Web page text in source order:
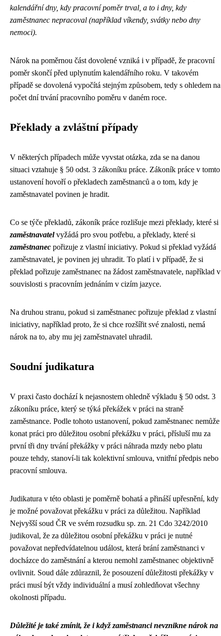
kalendářní dny, kdy pracovní poměr trval, a to i dny, kdy
zaměstnanec nepracoval (například víkendy, svátky nebo dny
nemoci).
Nárok na poměrnou část dovolené vzniká i v případě, že pracovní
poměr skončí před uplynutím kalendářního roku. V takovém
případě se dovolená vypočítá stejným způsobem, tedy s ohledem na
počet dní trvání pracovního poměru v daném roce.
Překlady a zvláštní případy
V některých případech může vyvstat otázka, zda se na danou
situaci vztahuje § 50 odst. 3 zákoníku práce. Zákoník práce v tomto
ustanovení hovoří o překladech zaměstnanců a o tom, kdy je
zaměstnavatel povinen je hradit.
Co se týče překladů, zákoník práce rozlišuje mezi překlady, které si
zaměstnavatelvyžádá pro svou potřebu, a překlady, které si
zaměstnanec pořizuje z vlastní iniciativy. Pokud si překlad vyžádá
zaměstnavatel, je povinen jej uhradit. To platí i v případě, že si
překlad pořizuje zaměstnanec na žádost zaměstnavatele, například v
souvislosti s pracovním jednáním v cizím jazyce.
Na druhou stranu, pokud si zaměstnanec pořizuje překlad z vlastní
iniciativy, například proto, že si chce rozšířit své znalosti, nemá
nárok na to, aby mu jej zaměstnavatel uhradil.
Soudní judikatura
V praxi často dochází k nejasnostem ohledně výkladu § 50 odst. 3
zákoníku práce, který se týká překážek v práci na straně
zaměstnance. Podle tohoto ustanovení, pokud zaměstnanec nemůže
konat práci pro důležitou osobní překážku v práci, přísluší mu za
první tři dny trvání překážky v práci náhrada mzdy nebo platu
pouze tehdy, stanoví-li tak kolektivní smlouva, vnitřní předpis nebo
pracovní smlouva.
Judikatura v této oblasti je poměrně bohatá a přináší upřesnění, kdy
je možné považovat překážku v práci za důležitou. Například
Nejvyšší soud ČR ve svém rozsudku sp. zn. 21 Cdo 3242/2010
judikoval, že za důležitou osobní překážku v práci je nutné
považovat nepředvídatelnou událost, která brání zaměstnanci v
docházce do zaměstnání a kterou nemohl zaměstnanec objektivně
ovlivnit. Soud dále zdůraznil, že posouzení důležitosti překážky v
práci musí být vždy individuální a musí zohledňovat všechny
okolnosti případu.
Důležité je také zmínit, že i když zaměstnanci nevznikne nárok na